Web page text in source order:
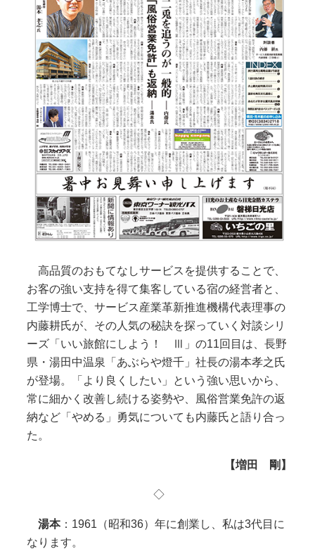
高品質のおもてなしサービスを提供することで、
お客の強い支持を得て集客している宿の経営者と、
工学博士で、サービス産業革新推進機構代表理事の
内藤耕氏が、その人気の秘訣を探っていく対談シリ
ーズ「いい旅館にしよう！ Ⅲ」の11回目は、長野
県・湯田中温泉「あぶらや燈千」社長の湯本孝之氏
が登場。「より良くしたい」という強い思いから、
常に細かく改善し続ける姿勢や、風俗営業免許の返
納など「やめる」勇気についても内藤氏と語り合っ
た。
【増田 剛】
◇
湯本：1961（昭和36）年に創業し、私は3代目に
なります。